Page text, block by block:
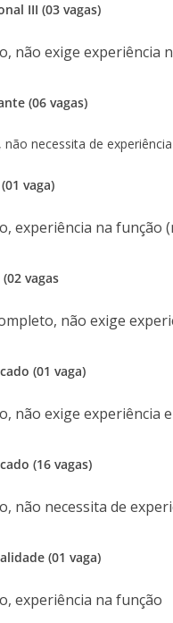
III (03 vagas)
não exige experiência
(06 vagas)
necessita de
vaga)
experiência na função
vagas
não exige
(01 vaga)
não exige experiência
(16 vagas)
não necessita de
(01 vaga)
experiência na função